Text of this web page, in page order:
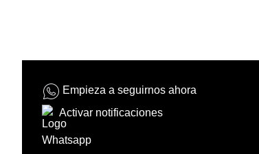
Empieza a seguirnos ahora
Activar notificaciones